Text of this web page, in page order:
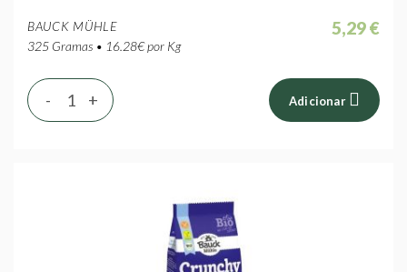
BAUCK MÜHLE
325 Gramas • 16.28€ por Kg
5,29 €
+
- Adicionar